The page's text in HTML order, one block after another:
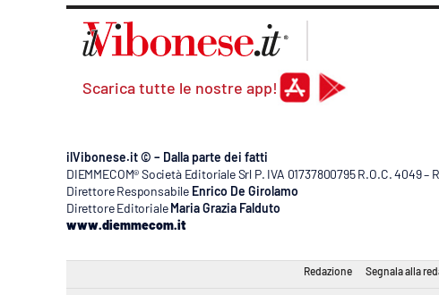
Scarica tutte le nostre app!
ilVibonese.it © – Dalla parte dei fatti
DIEMMECOM® Società Editoriale Srl P. IVA 01737800795 R.O.C. 4049 –
Direttore Responsabile Enrico De Girolamo
Direttore Editoriale Maria Grazia Falduto
www.diemmecom.it
Redazione Segnala alla